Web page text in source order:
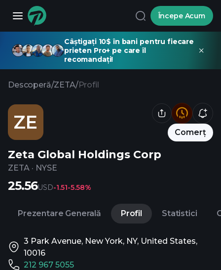
Începe Acum
Câștigați 10$ în bani pentru fiecare
prieten Pro+ pe care îl
recomandați!
Descoperă/ZETA/Profil
ZE Comerț
Zeta Global Holdings Corp
ZETA · NYSE
25.56USD-1.51-5.58%
Prezentare Generală Profil Statistici
3 Park Avenue, New York, NY, United States,
10016
212 967 5055